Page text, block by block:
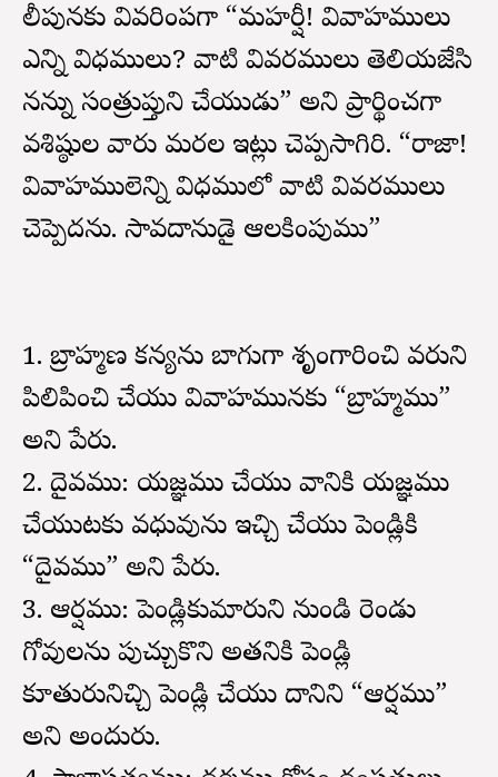
దిలీపునకు వివరింపగా “మహర్షీ! వివాహములు
ఎన్ని విధములు? వాటి వివరములు తెలియజేసి
నన్ను సంత్రుప్తుని చేయుడు” అని ప్రార్థించగా
వశిష్ఠుల వారు మరల ఇట్లు చెప్పసాగిరి. “రాజా!
వివాహములెన్ని విధములో వాటి వివరములు
చెప్పెదను. సావదానుడై ఆలకింపుము”
1. బ్రాహ్మణ కన్యను బాగుగా శృంగారించి వరుని
పిలిపించి చేయు వివాహమునకు “బ్రాహ్మము”
అని పేరు.
2. దైవము: యజ్ఞము చేయు వానికి యజ్ఞము
చేయుటకు వధువును ఇచ్చి చేయు పెండ్లికి
“దైవము” అని పేరు.
3. ఆర్షము: పెండ్లికుమారుని నుండి రెండు
గోవులను పుచ్చుకొని అతనికి పెండ్లి
కూతురునిచ్చి పెండ్లి చేయు దానిని “ఆర్షము”
అని అందురు.